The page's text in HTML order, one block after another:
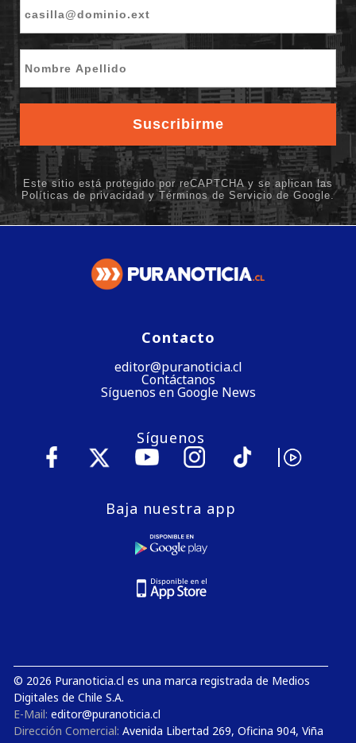
Contacto
editor@puranoticia.cl
Contáctanos
Síguenos en Google News
Síguenos
Baja nuestra app
© 2026 Puranoticia.cl es una marca registrada de Medios
Digitales de Chile S.A.
E-Mail: editor@puranoticia.cl
Dirección Comercial: Avenida Libertad 269, Oficina 904, Viña